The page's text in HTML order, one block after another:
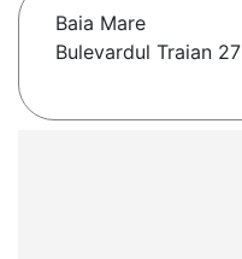
Baia Mare
Bulevardul Traian 27